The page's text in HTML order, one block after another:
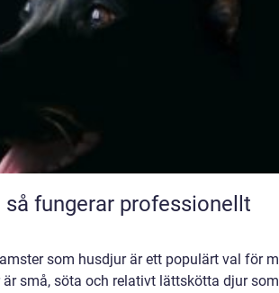
som husdjur är ett populärt val för
små, söta och relativt lättskötta djur